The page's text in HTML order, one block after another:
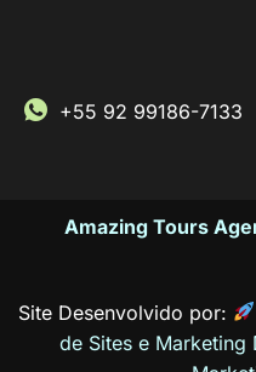
+55 92 99186-7133
Amazing Tours
Site Desenvolvido por:
de Sites e Marketing